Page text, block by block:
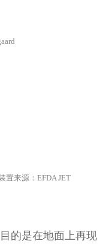
置来源： EFDA JET
的是在地面上再现